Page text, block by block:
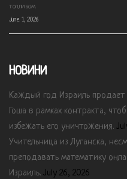
топливом.
June 1, 2026
НОВИНИ
Каждый год Израиль
Гоша в рамках контракта,
избежать его уничтожения.
Учительница из Луганска,
преподавать математику
Израиль. July 26, 2026